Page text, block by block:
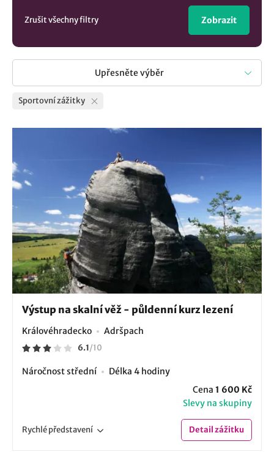
Zrušit všechny filtry Zobrazit
Upřesněte výběr
Sportovní zážitky
Výstup na skalní věž - půldenní kurz lezení
Královéhradecko Adršpach
6.1/10
Náročnost střední
Délka 4 hodiny
Cena 1 600 Kč
Slevy na skupiny
Rychlépředstavení Detailzážitku